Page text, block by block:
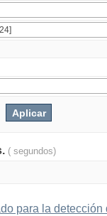
( segundos)
para la detección